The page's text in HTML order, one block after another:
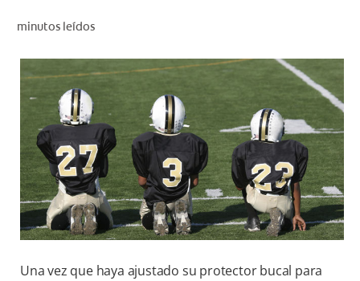
PARA PROFESIONALES
CUPONES
DÓNDE COMPRAR
BO (ES)
minutos leídos
Una vez que haya ajustado su protector bucal para